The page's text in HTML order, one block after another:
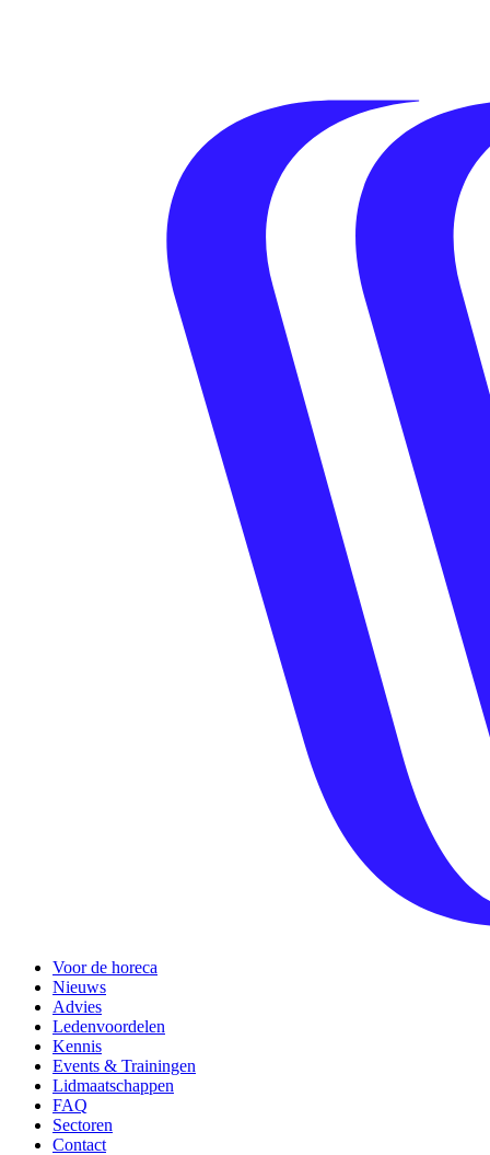
Voor de horeca
Nieuws
Advies
Ledenvoordelen
Kennis
Events & Trainingen
Lidmaatschappen
FAQ
Sectoren
Contact